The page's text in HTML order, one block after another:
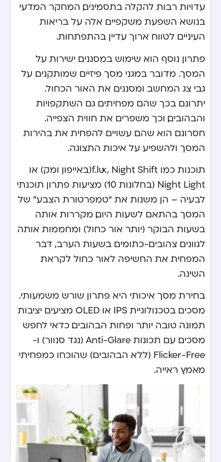
עדויות רבות להקלה בתסמינים, המחקר המדעי
בנושא השפעת משקפיים אלה על בריאות
העיניים לטווח ארוך עדיין בהתפתחות.
פתרון נוסף הוא שימוש במסננים ישירות על
המסך. מדובר במגני מסך פיזיים שמותקנים על
גבי צג המחשב ומסננים את האור הכחול.
יתרונם בכך שהם מפחיתים גם השתקפויות
והבהובים, וכך משפרים את חווית הצפייה.
חסרונם הוא שהם עשויים להפחית את בהירות
המסך ולהשפיע על איכות התצוגה.
תוכנות כמו f.lux, Night Shift (באייפון ומק) או
Night Light (בחלונות 10) מציעות פתרון תוכנתי
לבעיה – הן משנות את “טמפרטורת הצבע” של
המסך בהתאם לשעות היום, מקררות אותה
בשעות הבוקר (יותר אור כחול) ומחממות אותה
לגוונים צהובים-כתומים בשעות הערב, דבר
המפחית את החשיפה לאור כחול לקראת
השינה.
בחירת מסך איכותי היא פתרון שורש משמעותי.
מסכים בטכנולוגיית IPS או OLED מציעים יציבות
תמונה טובה יותר ופחות הבהובים. כדאי לחפש
מסכים עם תכונות Anti-Glare (נגד סנוור) ו-
Flicker-Free (ללא הבהובים) שהוכחו כמפחיתי
מאמץ ראייה.